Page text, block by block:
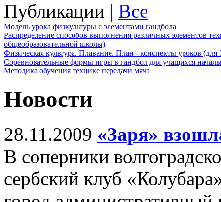
Публикации | Все
Модель урока физкультуры с элементами гандбола
Распределение способов выполнения различных элементов
общеобразовательной школы)
Физическая культура. Плавание. План - конспекты уроков (для
Соревновательные формы игры в гандбол для учащихся
Методика обучения технике передачи мяча
Новости
28.11.2009 «Заря»
В соперники
сербский клуб